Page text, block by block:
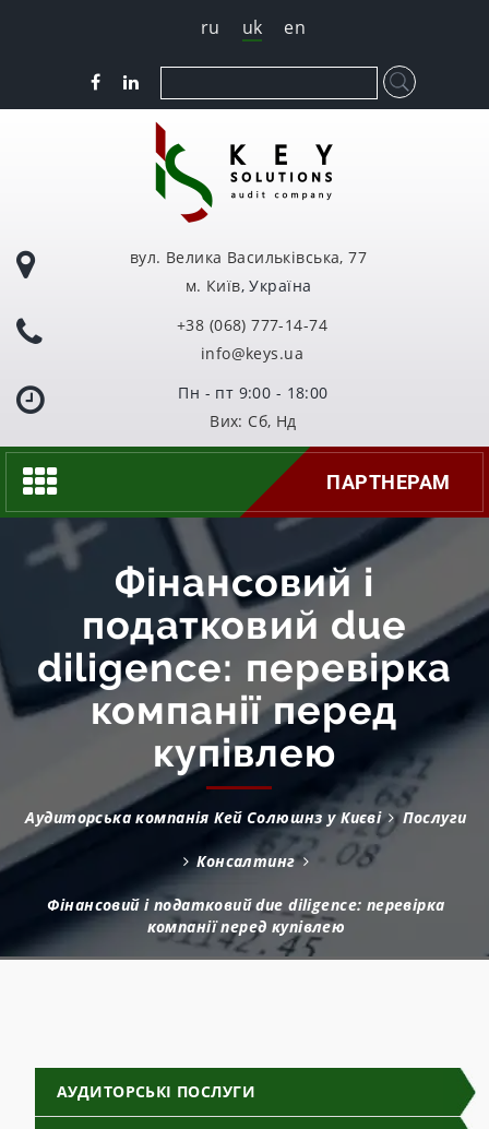
ru uk en
вул. Велика Васильківська, 77
м. Київ, Україна
+38 (068) 777-14-74
info@keys.ua
Пн - пт 9:00 - 18:00
Вих: Сб, Нд
ПАРТНЕРАМ
Фінансовий і
податковий due
diligence: перевірка
компанії перед
купівлею
Аудиторська компанія Кей Солюшнз у Києві Послуги
Консалтинг
Фінансовий і податковий due diligence: перевірка
компанії перед купівлею
АУДИТОРСЬКІ ПОСЛУГИ